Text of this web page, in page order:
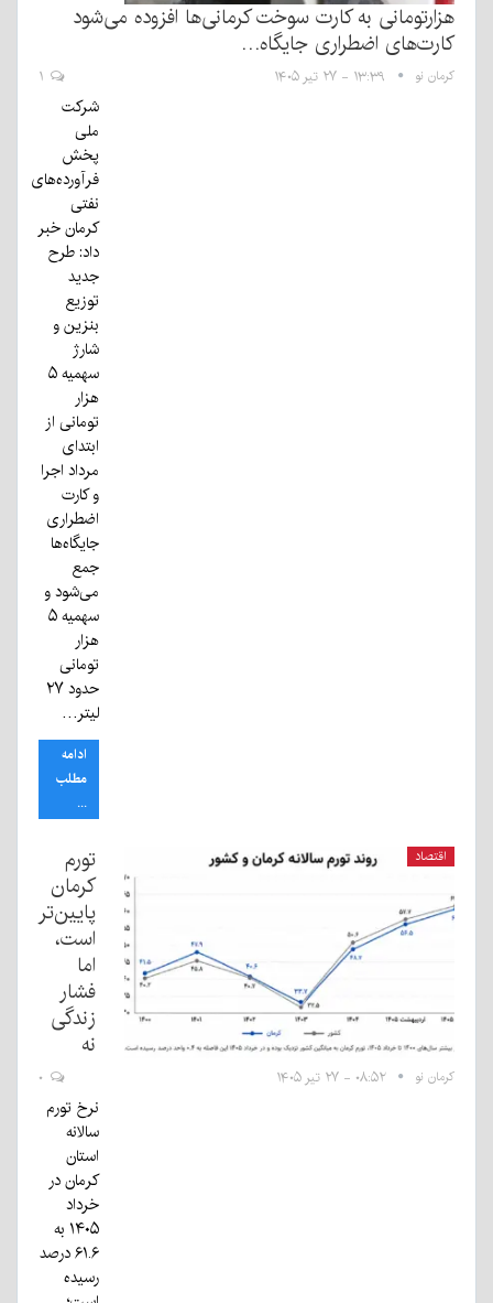
هزارتومانی به كارت سوخت کرمانی‌ها افزوده می‌شود
کارت‌های اضطراری جایگاه…
کرمان نو ۱۳:۳۹ - ۲۷ تیر ۱۴۰۵
شرکت
ملی
پخش
فرآورده‌های
نفتی
کرمان خبر
داد: طرح
جدید
توزیع
بنزین و
شارژ
سهمیه ۵
هزار
تومانی از
ابتدای
مرداد اجرا
و کارت
اضطراری
جایگاه‌ها
جمع
می‌شود و
سهمیه ۵
هزار
تومانی
حدود ۲۷
لیتر…
ادامه
مطلب
...
اقتصاد
تورم
کرمان
پایین‌تر
است،
اما
فشار
زندگی
نه
کرمان نو ۰۸:۵۲ - ۲۷ تیر ۱۴۰۵
نرخ تورم
سالانه
استان
کرمان در
خرداد
۱۴۰۵ به
۶۱.۶ درصد
رسیده